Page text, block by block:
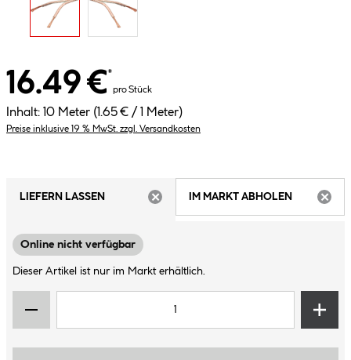
16.49 €*
pro Stück
Inhalt: 10 Meter (1.65 € / 1 Meter)
Preise inklusive 19 % MwSt. zzgl. Versandkosten
LIEFERN LASSEN
IM MARKT ABHOLEN
Online nicht verfügbar
Dieser Artikel ist nur im Markt erhältlich.